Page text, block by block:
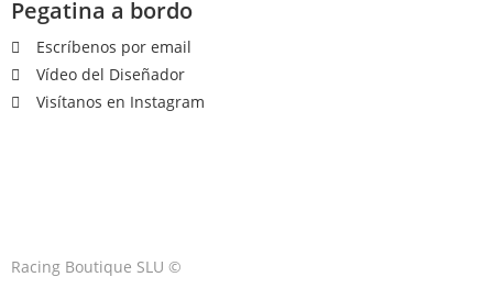
Pegatina a bordo
Escríbenos por email
Vídeo del Diseñador
Visítanos en Instagram
Racing Boutique SLU ©